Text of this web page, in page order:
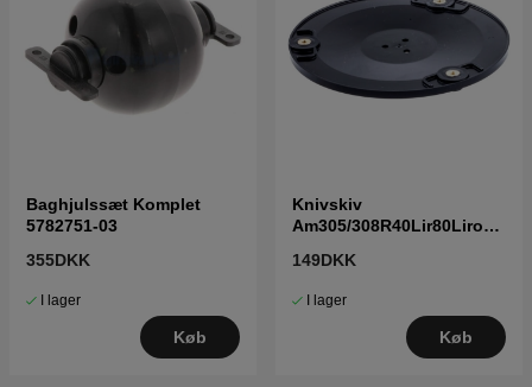
Baghjulssæt Komplet
5782751-03
355DKK
I lager
Køb
Knivskiv
Am305/308R40Lir80Lirob6
149DKK
I lager
Køb